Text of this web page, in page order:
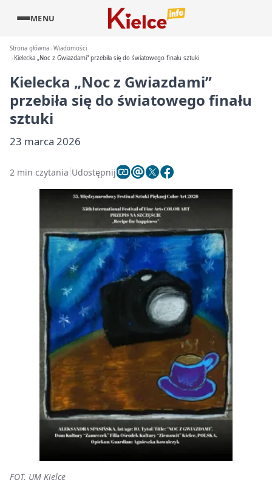
MENU
Strona główna Wiadomości
Kielecka „Noc z Gwiazdami” przebiła się do światowego finału sztuki
Kielecka „Noc z Gwiazdami”
przebiła się do światowego finału
sztuki
23 marca 2026
2 min czytania Udostępnij
FOT. UM Kielce